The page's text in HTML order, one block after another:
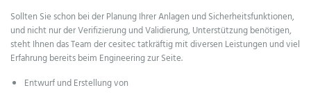
Sollten Sie schon bei der Planung Ihrer Anlagen und Sicherheitsfunktionen,
und nicht nur der Verifizierung und Validierung, Unterstützung benötigen,
steht Ihnen das Team der cesitec tatkräftig mit diversen Leistungen und viel
Erfahrung bereits beim Engineering zur Seite.
Entwurf und Erstellung von